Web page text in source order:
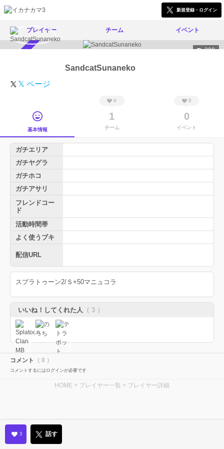
新規登録・ログイン
プレイヤー チーム イベント
390
SandcatSunaneko
𝕏 ページ
基本情報
0
1
チーム
0
0
イベント
ガチエリア
ガチヤグラ
ガチホコ
ガチアサリ
フレンドコー
ド
活動時間帯
よく使うブキ
配信URL
スプラトゥーン2/Ｓ+50マニュコラ
いいね！してくれた人 （ 3 ）
コメント （ 0 ）
コメントするにはログインが必要です
HOME > プレイヤー一覧 > プレイヤー詳細
3 話す